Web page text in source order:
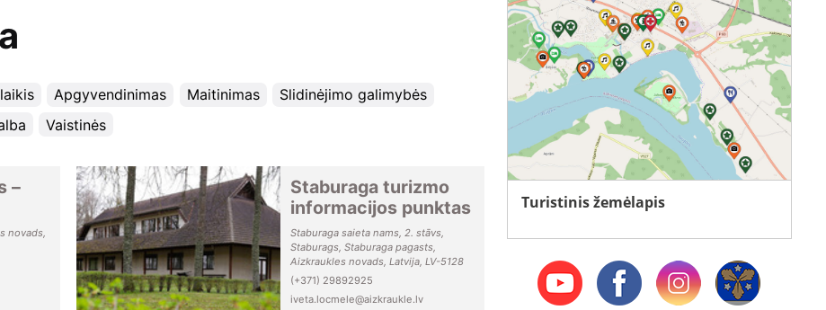
Apgyvendinimas Maitinimas
Slidinėjimo galimybės
Vaistinės
–
novads,
Staburaga turizmo
informacijos punktas
Staburaga saieta nams, 2. stāvs,
Staburags, Staburaga pagasts,
Aizkraukles novads, Latvija, LV-5128
(+371) 29892925
iveta.locmele@aizkraukle.lv
Turistinis žemėlapis